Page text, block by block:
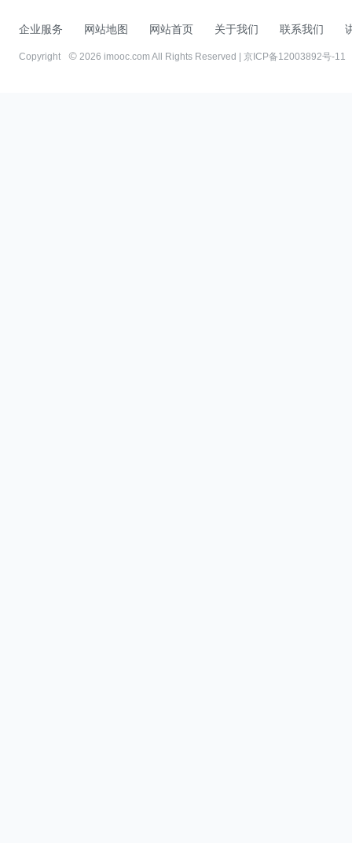
企业服务 网站地图 网站首页 关于我们 联系我们
Copyright 2026 imooc.com All Rights Reserved | 京ICP备12003892号-11